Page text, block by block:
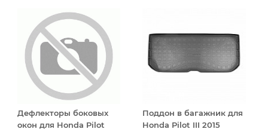
Дефлекторы боковых
окон для Honda Pilot
Поддон в багажник для
Honda Pilot III 2015